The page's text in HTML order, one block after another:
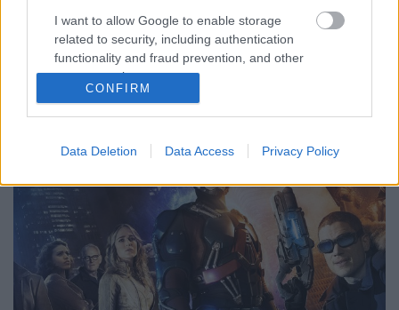
I want to allow Google to enable storage
related to security, including authentication
functionality and fraud prevention, and other
user protection.
CONFIRM
Data Deletion Data Access Privacy Policy
szuperhősös széria. A Flash - A Villám eddig
elkészült két szezonja ráadásul egymás után, szünet
nélkül került képernyőre, és még a válótársaként
behozott…